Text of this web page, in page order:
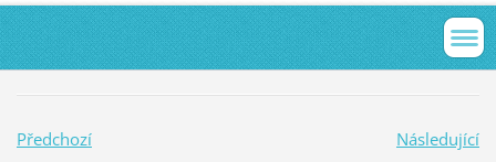
Předchozí
Následující